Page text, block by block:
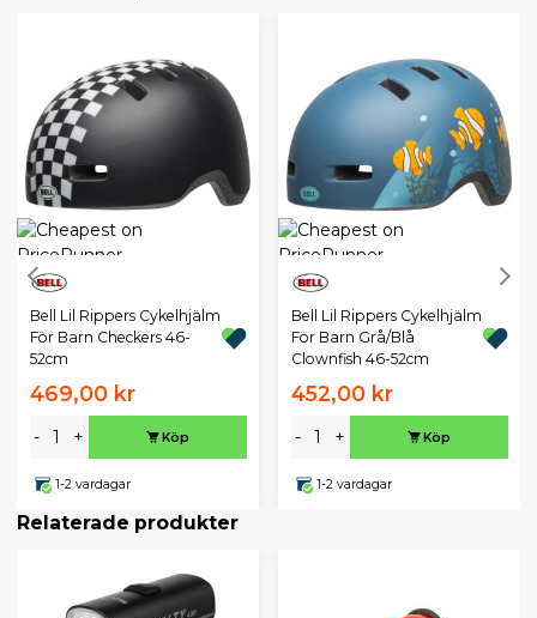
Bell Lil Rippers Cykelhjälm
För Barn Checkers 46-
52cm
469,00 kr
- + Köp
1-2 vardagar
Bell Lil Rippers Cykelhjälm
För Barn Grå/Blå
Clownfish 46-52cm
452,00 kr
- + Köp
1-2 vardagar
Relaterade produkter